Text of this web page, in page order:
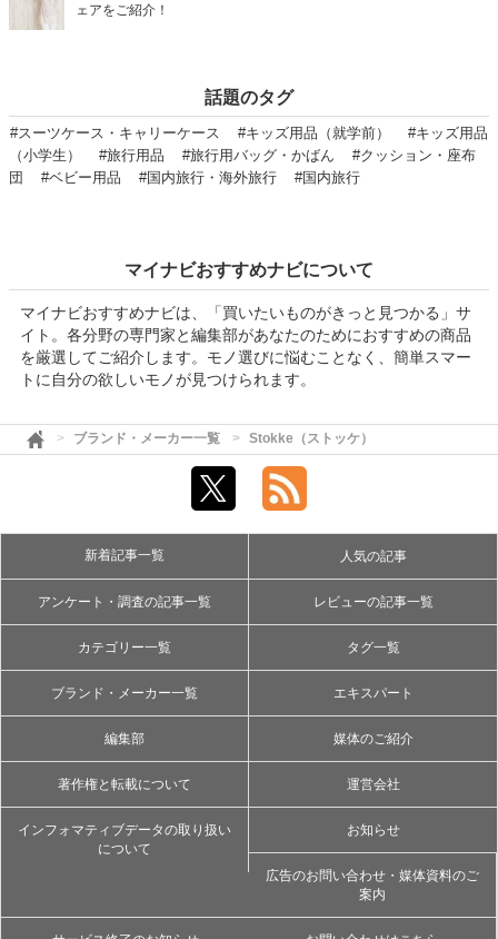
ェアをご紹介！
話題のタグ
#スーツケース・キャリーケース #キッズ用品（就学前）
#キッズ用品
（小学生）
#旅行用品 #旅行用バッグ・かばん
#クッション・座布
団
#ベビー用品 #国内旅行・海外旅行 #国内旅行
マイナビおすすめナビについて
マイナビおすすめナビは、「買いたいものがきっと見つかる」サ
イト。各分野の専門家と編集部があなたのためにおすすめの商品
を厳選してご紹介します。モノ選びに悩むことなく、簡単スマー
トに自分の欲しいモノが見つけられます。
ブランド・メーカー一覧 Stokke（ストッケ）
新着記事一覧 人気の記事
アンケート・調査の記事一覧 レビューの記事一覧
カテゴリー一覧 タグ一覧
ブランド・メーカー一覧 エキスパート
編集部 媒体のご紹介
著作権と転載について 運営会社
インフォマティブデータの取り扱い
について
お知らせ
広告のお問い合わせ・媒体資料のご
案内